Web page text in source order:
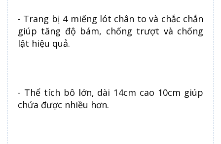
- Trang bị 4 miếng lót chân to và chắc chắn
giúp tăng độ bám, chống trượt và chống
lật hiệu quả.
- Thể tích bô lớn, dài 14cm cao 10cm giúp
chứa được nhiều hơn.